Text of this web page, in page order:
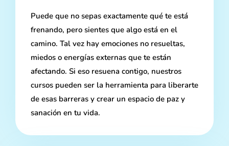
Puede que no sepas exactamente qué te está
frenando, pero sientes que algo está en el
camino. Tal vez hay emociones no resueltas,
miedos o energías externas que te están
afectando. Si eso resuena contigo, nuestros
cursos pueden ser la herramienta para liberarte
de esas barreras y crear un espacio de paz y
sanación en tu vida.